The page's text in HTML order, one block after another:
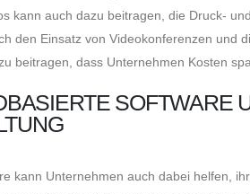
kann auch dazu beitragen, die Druck-
den Einsatz von Videokonferenzen und
beitragen, dass Unternehmen Kosten
SOFTWARE
kann Unternehmen auch dabei helfen,